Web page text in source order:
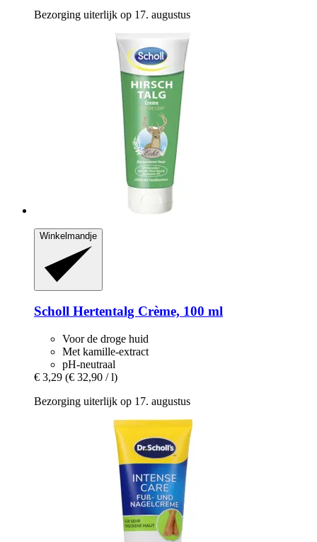
Bezorging uiterlijk op 17. augustus
Winkelmandje
Scholl Hertentalg Crème, 100 ml
Voor de droge huid
Met kamille-extract
pH-neutraal
€ 3,29 (€ 32,90 / l)
Bezorging uiterlijk op 17. augustus